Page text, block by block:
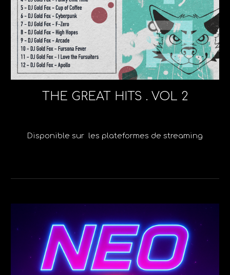
THE GREAT HITS . VOL 2
Disponible sur les plateformes de streaming